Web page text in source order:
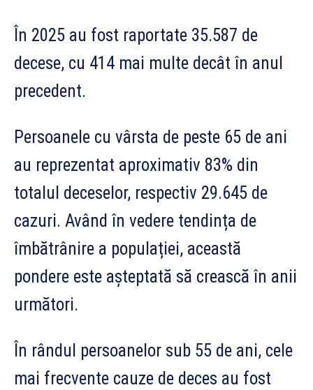
În 2025 au fost raportate 35.587 de
decese, cu 414 mai multe decât în anul
precedent.
Persoanele cu vârsta de peste 65 de ani
au reprezentat aproximativ 83% din
totalul deceselor, respectiv 29.645 de
cazuri. Având în vedere tendința de
îmbătrânire a populației, această
pondere este așteptată să crească în anii
următori.
În rândul persoanelor sub 55 de ani, cele
mai frecvente cauze de deces au fost